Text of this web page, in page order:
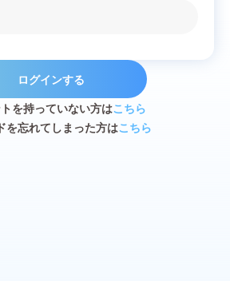
ログインする
を持っていない方はこちら
を忘れてしまった方はこちら